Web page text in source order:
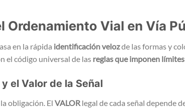
Ordenamiento Vial en Vía
en la rápida identificación velozde las formas y
el código universal de las reglas que imponen
el Valor de la Señal
obligación. El VALOR legal de cada señal depende